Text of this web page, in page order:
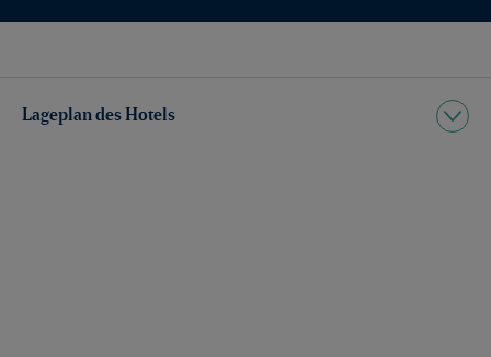
Lageplan des Hotels